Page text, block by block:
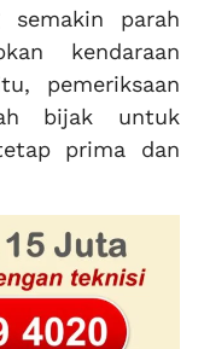
semakin parah
kendaraan
pemeriksaan
bijak untuk
prima dan